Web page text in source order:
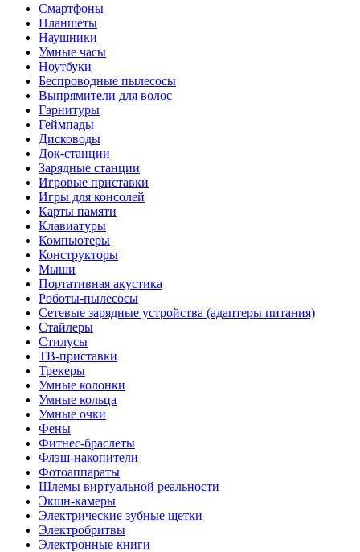
Смартфоны
Планшеты
Наушники
Умные часы
Ноутбуки
Беспроводные пылесосы
Выпрямители для волос
Гарнитуры
Геймпады
Дисководы
Док-станции
Зарядные станции
Игровые приставки
Игры для консолей
Карты памяти
Клавиатуры
Компьютеры
Конструкторы
Мыши
Портативная акустика
Роботы-пылесосы
Сетевые зарядные устройства (адаптеры питания)
Стайлеры
Стилусы
ТВ-приставки
Трекеры
Умные колонки
Умные кольца
Умные очки
Фены
Фитнес-браслеты
Флэш-накопители
Фотоаппараты
Шлемы виртуальной реальности
Экшн-камеры
Электрические зубные щетки
Электробритвы
Электронные книги